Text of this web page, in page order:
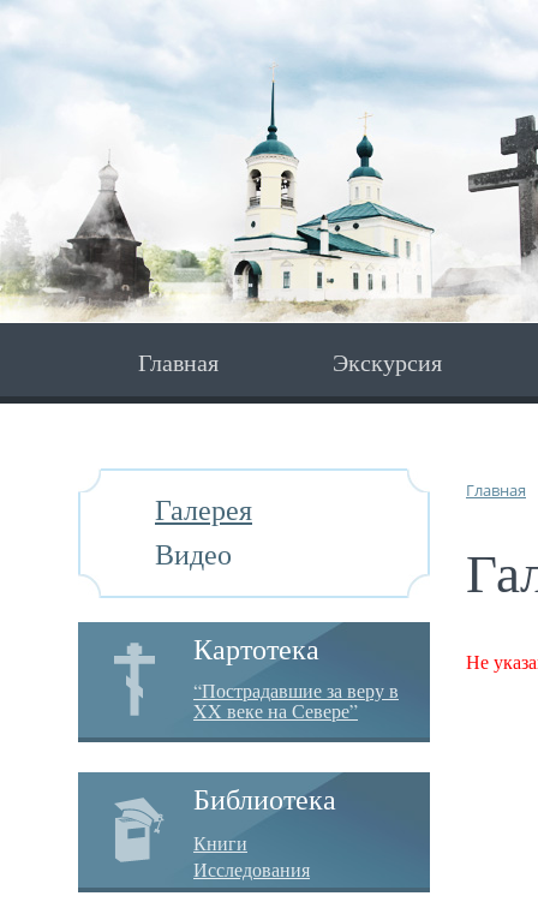
Главная Экскурсия
Галерея
Видео
Картотека
“Пострадавшие за веру в
XX веке на Севере”
Библиотека
Книги
Исследования
Главная
Не